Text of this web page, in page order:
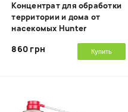
Концентрат для обработки
территории и дома от
насекомых Hunter
860 грн Купить